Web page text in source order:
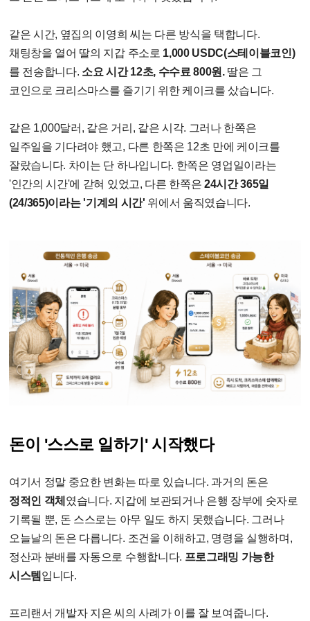
같은 시간, 옆집의 이영희 씨는 다른 방식을 택합니다.
채팅창을 열어 딸의 지갑 주소로 1,000 USDC(스테이블코인)
를 전송합니다. 소요 시간 12초, 수수료 800원.딸은 그
코인으로 크리스마스를 즐기기 위한 케이크를 샀습니다.
같은 1,000달러, 같은 거리, 같은 시각. 그러나 한쪽은
일주일을 기다려야 했고, 다른 한쪽은 12초 만에 케이크를
잘랐습니다. 차이는 단 하나입니다. 한쪽은 영업일이라는
'인간의 시간'에 갇혀 있었고, 다른 한쪽은 24시간 365일
(24/365)이라는 '기계의 시간' 위에서 움직였습니다.
돈이 '스스로 일하기' 시작했다
여기서 정말 중요한 변화는 따로 있습니다. 과거의 돈은
정적인 객체 였습니다. 지갑에 보관되거나 은행 장부에 숫자로
기록될 뿐, 돈 스스로는 아무 일도 하지 못했습니다. 그러나
오늘날의 돈은 다릅니다. 조건을 이해하고, 명령을 실행하며,
정산과 분배를 자동으로 수행합니다. 프로그래밍 가능한
시스템 입니다.
프리랜서 개발자 지은 씨의 사례가 이를 잘 보여줍니다.